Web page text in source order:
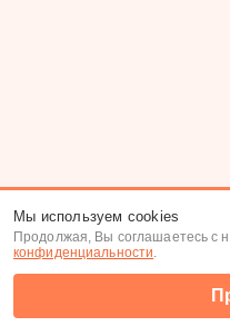
Мы используем cookies
Продолжая, Вы соглашаетесь с
конфиденциальности.